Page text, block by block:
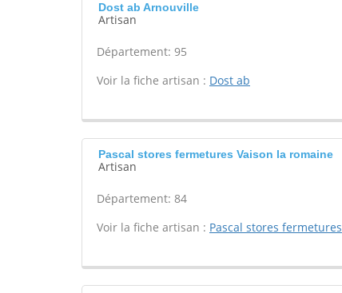
Dost ab Arnouville
Artisan
Département: 95
Voir la fiche artisan : Dost ab
Pascal stores fermetures Vaison la romaine
Artisan
Département: 84
Voir la fiche artisan : Pascal stores fermetures